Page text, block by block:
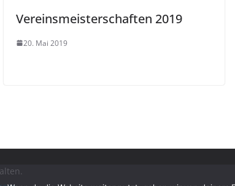
Vereinsmeisterschaften 2019
20. Mai 2019